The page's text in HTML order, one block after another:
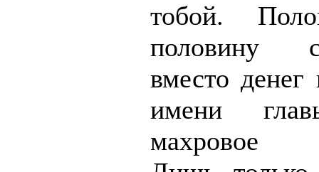
тобой.
половину
вместо денег
имени
махровое